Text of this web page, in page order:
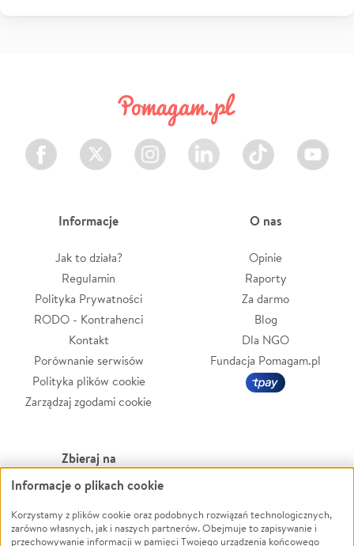
Facebook Twitter Instagram LinkedIn TikTok Youtube
Informacje
Jak to działa?
Regulamin
Polityka Prywatności
RODO - Kontrahenci
Kontakt
Porównanie serwisów
Polityka plików cookie
Zarządzaj zgodami cookie
O nas
Opinie
Raporty
Za darmo
Blog
Dla NGO
Fundacja Pomagam.pl
Zbieraj na
Leczenie
Zwierzęta
Pożar
Powódź
Wichura
Informacje o plikach cookie
Korzystamy z plików cookie oraz podobnych rozwiązań technologicznych,
zarówno własnych, jak i naszych partnerów. Obejmuje to zapisywanie i
przechowywanie informacji w pamięci Twojego urządzenia końcowego